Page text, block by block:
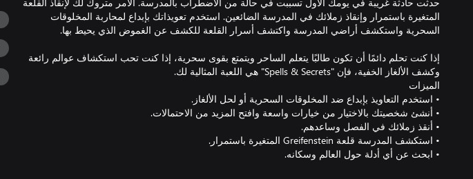
المتغيرة باستمرار وإنقاذ زملائك في المدرسة الضائعين. استخدم تعويذاتك بإبداع لمحاربة المخلوقات
إذا كنت تحلم دائمًا أن تكون طالبًا يتعلم الساحر ويتمتع بقوى سحرية، إذا كنت تحب استكشاف عوالم رائعة
• ابحث عن أي أدلة حول العالم وسكانه.